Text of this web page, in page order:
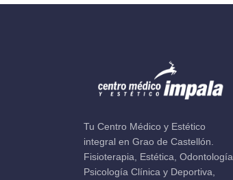
Tu Centro Médico y Estético
integral en Grao de Castellón.
Fisioterapia, Estética, Odontología,
Psicología Clínica y Deportiva,